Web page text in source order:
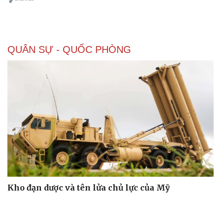
QUÂN SỰ - QUỐC PHÒNG
Kho đạn dược và tên lửa chủ lực của Mỹ